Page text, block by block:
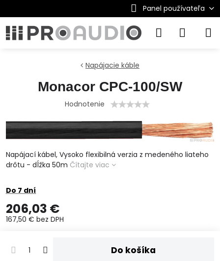
Panel používateľa
Napájacie káble
Monacor CPC-100/SW
Hodnotenie
Napájací kábel, Vysoko flexibilná verzia z medeného liateho
drôtu - dĺžka 50m Čítajte viac
Do 7 dní
206,03 €
167,50 € bez DPH
Do košíka